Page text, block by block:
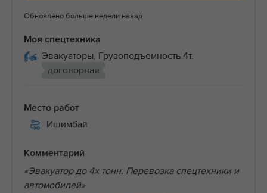
Обновлено больше недели назад
Моя спецтехника
Эвакуаторы, Грузоподъемность 4т.
договорная
Место работ
Ишимбай
Комментарий
«Эвакуатор до 4х тонн. Перевозка спецтехники и
автомобилей»